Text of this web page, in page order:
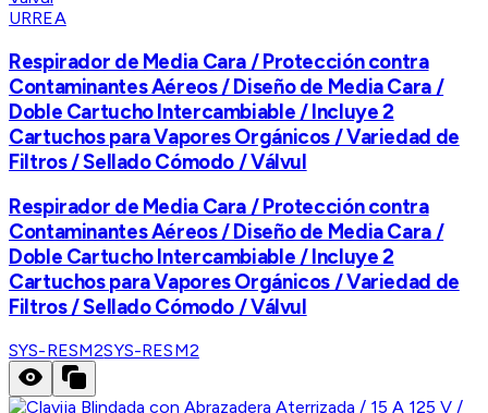
URREA
Respirador de Media Cara / Protección contra
Contaminantes Aéreos / Diseño de Media Cara /
Doble Cartucho Intercambiable / Incluye 2
Cartuchos para Vapores Orgánicos / Variedad de
Filtros / Sellado Cómodo / Válvul
Respirador de Media Cara / Protección contra
Contaminantes Aéreos / Diseño de Media Cara /
Doble Cartucho Intercambiable / Incluye 2
Cartuchos para Vapores Orgánicos / Variedad de
Filtros / Sellado Cómodo / Válvul
SYS-RESM2SYS-RESM2